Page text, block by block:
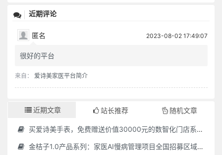
近期评论
匿名 2023-08-02 17:49:07
很好的平台
来自： 爱诗美家医平台简介
近期文章 站长推荐 随机文章
买爱诗美手表，免费赠送价值30000元的数智化门店系统一套（含硬件）
金桔子1.0产品系列：家医AI慢病管理项目全国招募区域合伙人，低投入，高回报，长收益